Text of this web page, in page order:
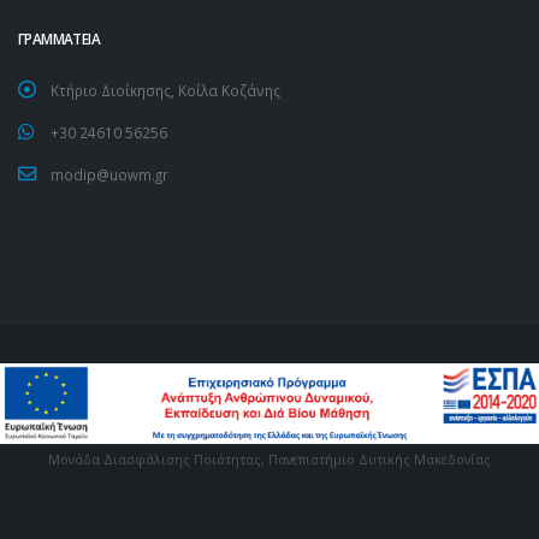
ΓΡΑΜΜΑΤΕΙΑ
Κτήριο Διοίκησης, Κοίλα Κοζάνης
+30 24610 56256
modip@uowm.gr
Μονάδα Διασφάλισης Ποιότητας, Πανεπιστήμιο Δυτικής Μακεδονίας